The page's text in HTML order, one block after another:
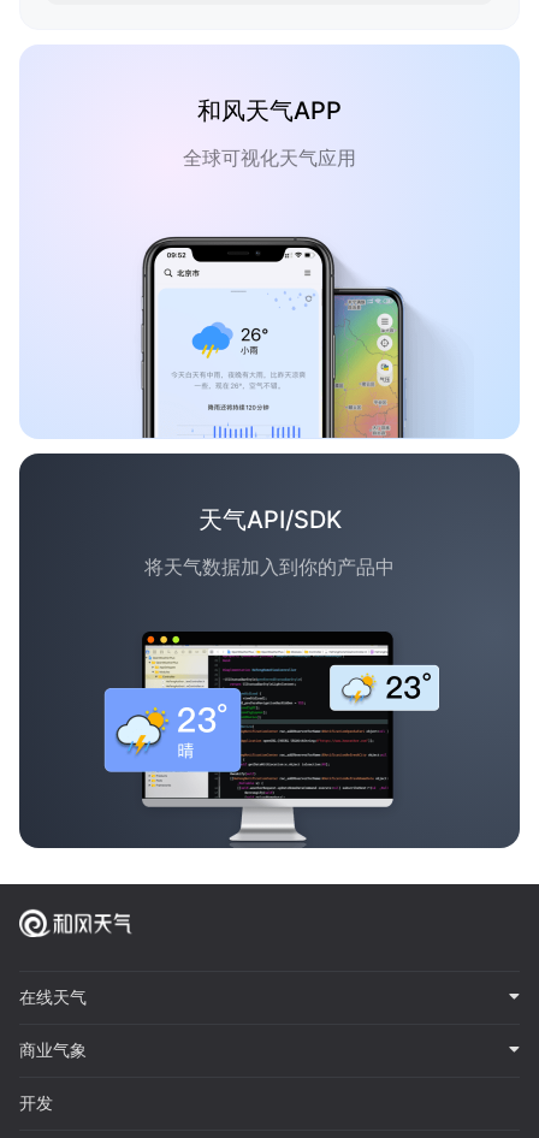
和风天气APP
全球可视化天气应用
天气API/SDK
将天气数据加入到你的产品中
在线天气
商业气象
开发